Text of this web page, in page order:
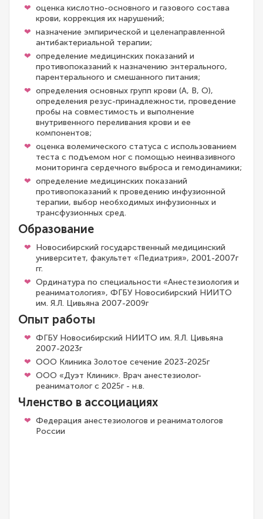
оценка кислотно-основного и газового состава
крови, коррекция их нарушений;
назначение эмпирической и целенаправленной
антибактериальной терапии;
определение медицинских показаний и
противопоказаний к назначению энтерального,
парентерального и смешанного питания;
определения основных групп крови (A, B, O),
определения резус-принадлежности, проведение
пробы на совместимость и выполнение
внутривенного переливания крови и ее
компонентов;
оценка волемического статуса с использованием
теста с подъемом ног с помощью неинвазивного
мониторинга сердечного выброса и гемодинамики;
определение медицинских показаний
противопоказаний к проведению инфузионной
терапии, выбор необходимых инфузионных и
трансфузионных сред.
Образование
Новосибирский государственный медицинский
университет, факультет «Педиатрия», 2001-2007г
гг.
Ординатура по специальности «Анестезиология и
реаниматология», ФГБУ Новосибирский НИИТО
им. Я.Л. Цивьяна 2007-2009г
Опыт работы
ФГБУ Новосибирский НИИТО им. Я.Л. Цивьяна
2007-2023г
ООО Клиника Золотое сечение 2023-2025г
ООО «Дуэт Клиник». Врач анестезиолог-
реаниматолог с 2025г - н.в.
Членство в ассоциациях
Федерация анестезиологов и реаниматологов
России